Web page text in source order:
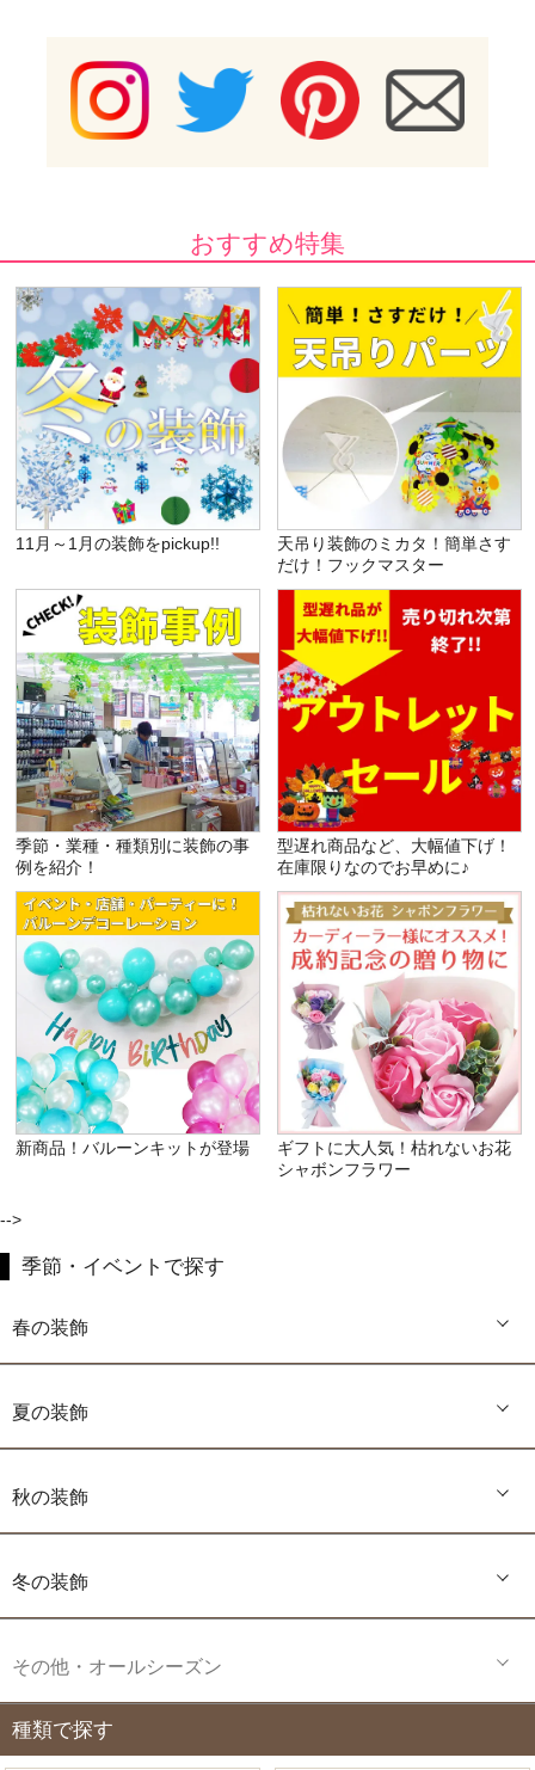
おすすめ特集
11月～1月の装飾をpickup!!
天吊り装飾のミカタ！簡単さす
だけ！フックマスター
季節・業種・種類別に装飾の事
例を紹介！
型遅れ商品など、大幅値下げ！
在庫限りなのでお早めに♪
新商品！バルーンキットが登場
ギフトに大人気！枯れないお花
シャボンフラワー
-->
季節・イベントで探す
春の装飾
夏の装飾
秋の装飾
冬の装飾
その他・オールシーズン
種類で探す